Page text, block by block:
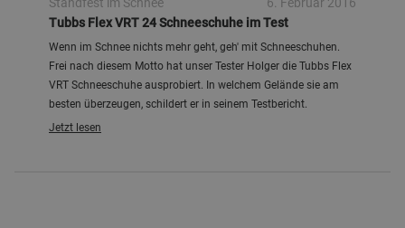
Tubbs Flex VRT 24 Schneeschuhe im Test
Wenn im Schnee nichts mehr geht, geh' mit Schneeschuhen.
Frei nach diesem Motto hat unser Tester Holger die Tubbs Flex
VRT Schneeschuhe ausprobiert. In welchem Gelände sie am
besten überzeugen, schildert er in seinem Testbericht.
Jetzt lesen